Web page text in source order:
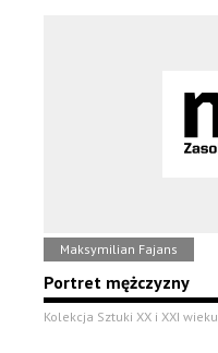
Maksymilian Fajans
Portret mężczyzny
Kolekcja Sztuki XX i XXI wieku